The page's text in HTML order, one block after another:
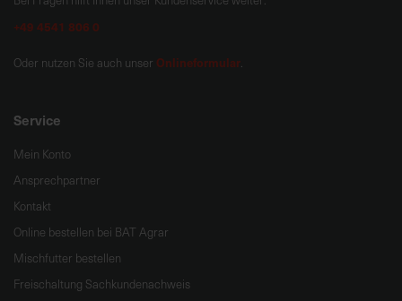
+49 4541 806 0
Oder nutzen Sie auch unser Onlineformular.
Service
Mein Konto
Ansprechpartner
Kontakt
Online bestellen bei BAT Agrar
Mischfutter bestellen
Freischaltung Sachkundenachweis